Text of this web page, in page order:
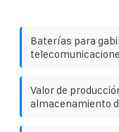
Baterías para
Valor de
almacenamiento